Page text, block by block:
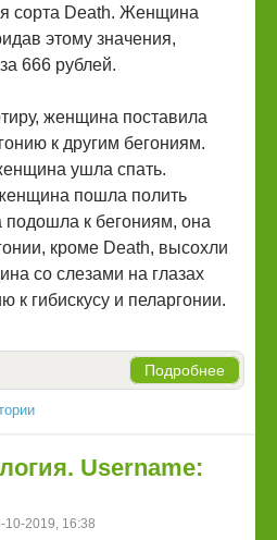
сорта Death. Женщина
этому значения,
666 рублей.
женщина поставила
к другим бегониям.
ушла спать.
пошла полить
подошла к бегониям, она
кроме Death, высохли
со слезами на глазах
к гибискусу и пеларгонии.
Подробнее
Username:
10-2019, 16:38